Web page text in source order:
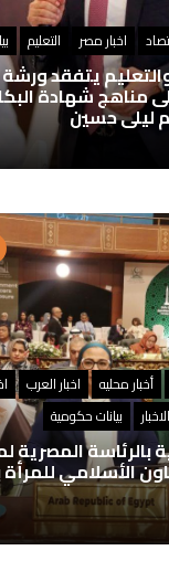
اخبار مصر التعليم
والتعليم يتفقد
مناهج شهادة
ليلى حسين
أخبار محليه اخبار العرب
بيانات حكومية
بالرئاسة المصرية
الأسلامي للمرأة